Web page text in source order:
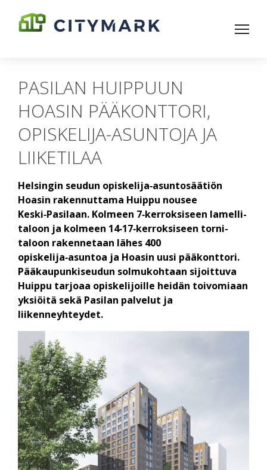
PASILAN HUIPPUUN
HOASIN PÄÄKONTTORI,
OPISKELIJA-ASUNTOJA JA
LIIKETILAA
Helsingin seudun opiskelija‑asunto­säätiön
Hoasin rakennuttama Huippu nousee
Keski‑Pasilaan. Kolmeen 7‑kerroksiseen lamelli­
taloon ja kolmeen 14‑17‑kerroksiseen torni­
taloon rakennetaan lähes 400
opiskelija‑asuntoa ja Hoasin uusi pää­konttori.
Pääkaupunki­seudun solmu­kohtaan sijoittuva
Huippu tarjoaa opiskelijoille heidän toivomiaan
yksiöitä sekä Pasilan palvelut ja
liikenneyhteydet.